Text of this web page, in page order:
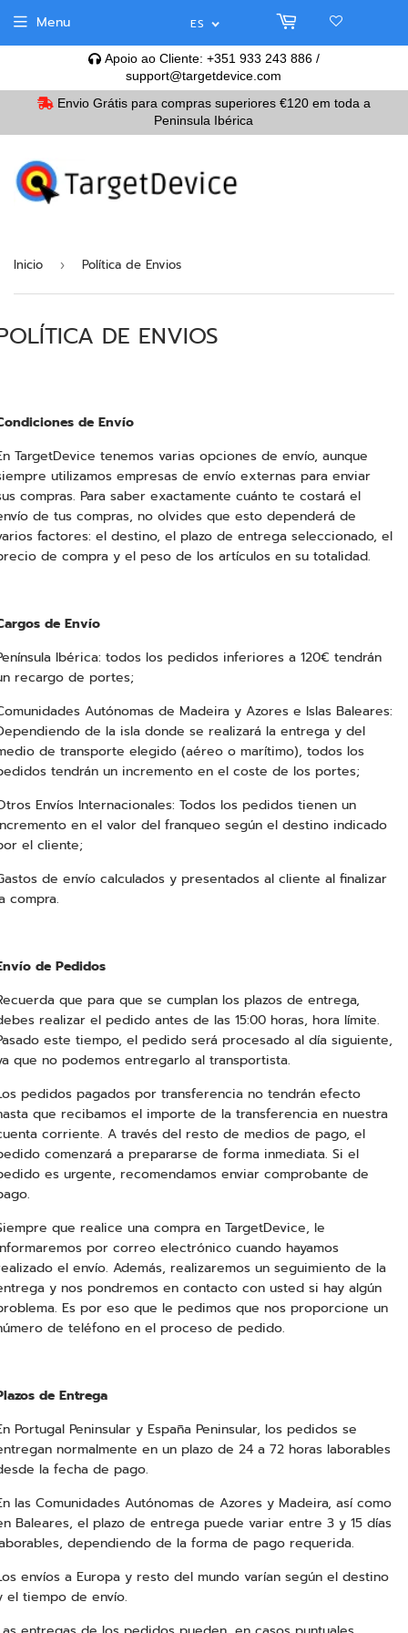
Apoio ao Cliente: +351 933 243 886 /
support@targetdevice.com
Envio Grátis para compras superiores€120 em toda a
Peninsula Ibérica
ES
Menu
Inicio › Política de Envios
DE ENVIOS
de Envío
TargetDevice tenemos varias opciones de envío, aunque
utilizamos empresas de envío externas para enviar
compras. Para saber exactamente cuánto te costará el
de tus compras, no olvides que esto dependerá de
factores: el destino, el plazo de entrega seleccionado, el
de compra y el peso de los artículos en su totalidad.
de Envío
Ibérica: todos los pedidos inferiores a 120€ tendrán
recargo de portes;
Autónomas de Madeira y Azores e Islas Baleares:
de la isla donde se realizará la entrega y del
de transporte elegido (aéreo o marítimo), todos los
tendrán un incremento en el coste de los portes;
Envíos Internacionales: Todos los pedidos tienen un
en el valor del franqueo según el destino indicado
el cliente;
de envío calculados y presentados al cliente al finalizar
compra.
de Pedidos
que para que se cumplan los plazos de entrega,
realizar el pedido antes de las 15:00 horas, hora límite.
este tiempo, el pedido será procesado al día siguiente,
que no podemos entregarlo al transportista.
pedidos pagados por transferencia no tendrán efecto
que recibamos el importe de la transferencia en nuestra
corriente. A través del resto de medios de pago, el
comenzará a prepararse de forma inmediata. Si el
es urgente, recomendamos enviar comprobante de
que realice una compra en TargetDevice, le
por correo electrónico cuando hayamos
el envío. Además, realizaremos un seguimiento de la
y nos pondremos en contacto con usted si hay algún
Es por eso que le pedimos que nos proporcione un
de teléfono en el proceso de pedido.
de Entrega
Portugal Peninsular y España Peninsular, los pedidos se
normalmente en un plazo de 24 a 72 horas laborables
la fecha de pago.
las Comunidades Autónomas de Azores y Madeira, así como
Baleares, el plazo de entrega puede variar entre 3 y 15 días
dependiendo de la forma de pago requerida.
envíos a Europa y resto del mundo varían según el destino
el tiempo de envío.